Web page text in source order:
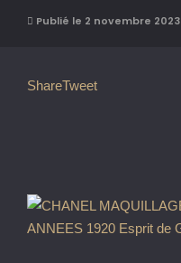
Publié le 2 novembre 2023
ShareTweet